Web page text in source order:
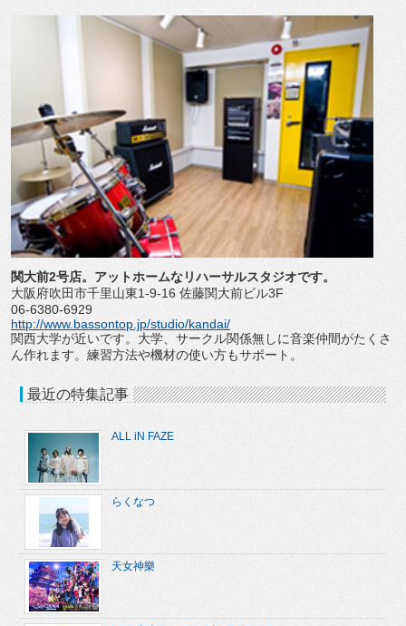
関大前2号店。アットホームなリハーサルスタジオです。
大阪府吹田市千里山東1-9-16 佐藤関大前ビル3F
06-6380-6929
http://www.bassontop.jp/studio/kandai/
関西大学が近いです。大学、サークル関係無しに音楽仲間がたくさ
ん作れます。練習方法や機材の使い方もサポート。
最近の特集記事
ALL iN FAZE
らくなつ
天女神樂